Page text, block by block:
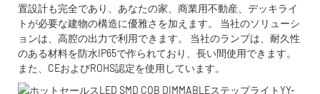
置設計も完全であり、あなたの家、商業用不動産、デッキライ
トが必要な建物の構造に優雅さを加えます。 当社のソリューシ
ョンは、高腔の出力で利用できます。 当社のランプは、耐久性
のある材料を防水IP65で作られており、長い間使用できます。
また、CEおよびROHS認定を使用しています。